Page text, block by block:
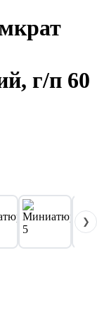
г/п 60
❯